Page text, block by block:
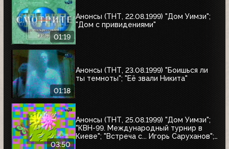
01:19
Анонсы (ТНТ, 22.08.1999) "Дом Уимзи";
"Дом с привидениями"
01:18
Анонсы (ТНТ, 23.08.1999) "Боишься ли
ты темноты"; "Её звали Никита"
03:50
Анонсы (ТНТ, 25.08.1999) "Дом Уимзи";
"КВН-99. Международный турнир в
Киеве"; "Встреча с... Игорь Саруханов";